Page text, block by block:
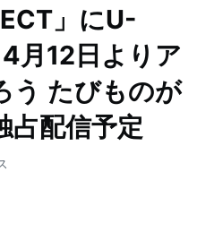
」にU-
月12日よりア
う たびものが
占配信予定